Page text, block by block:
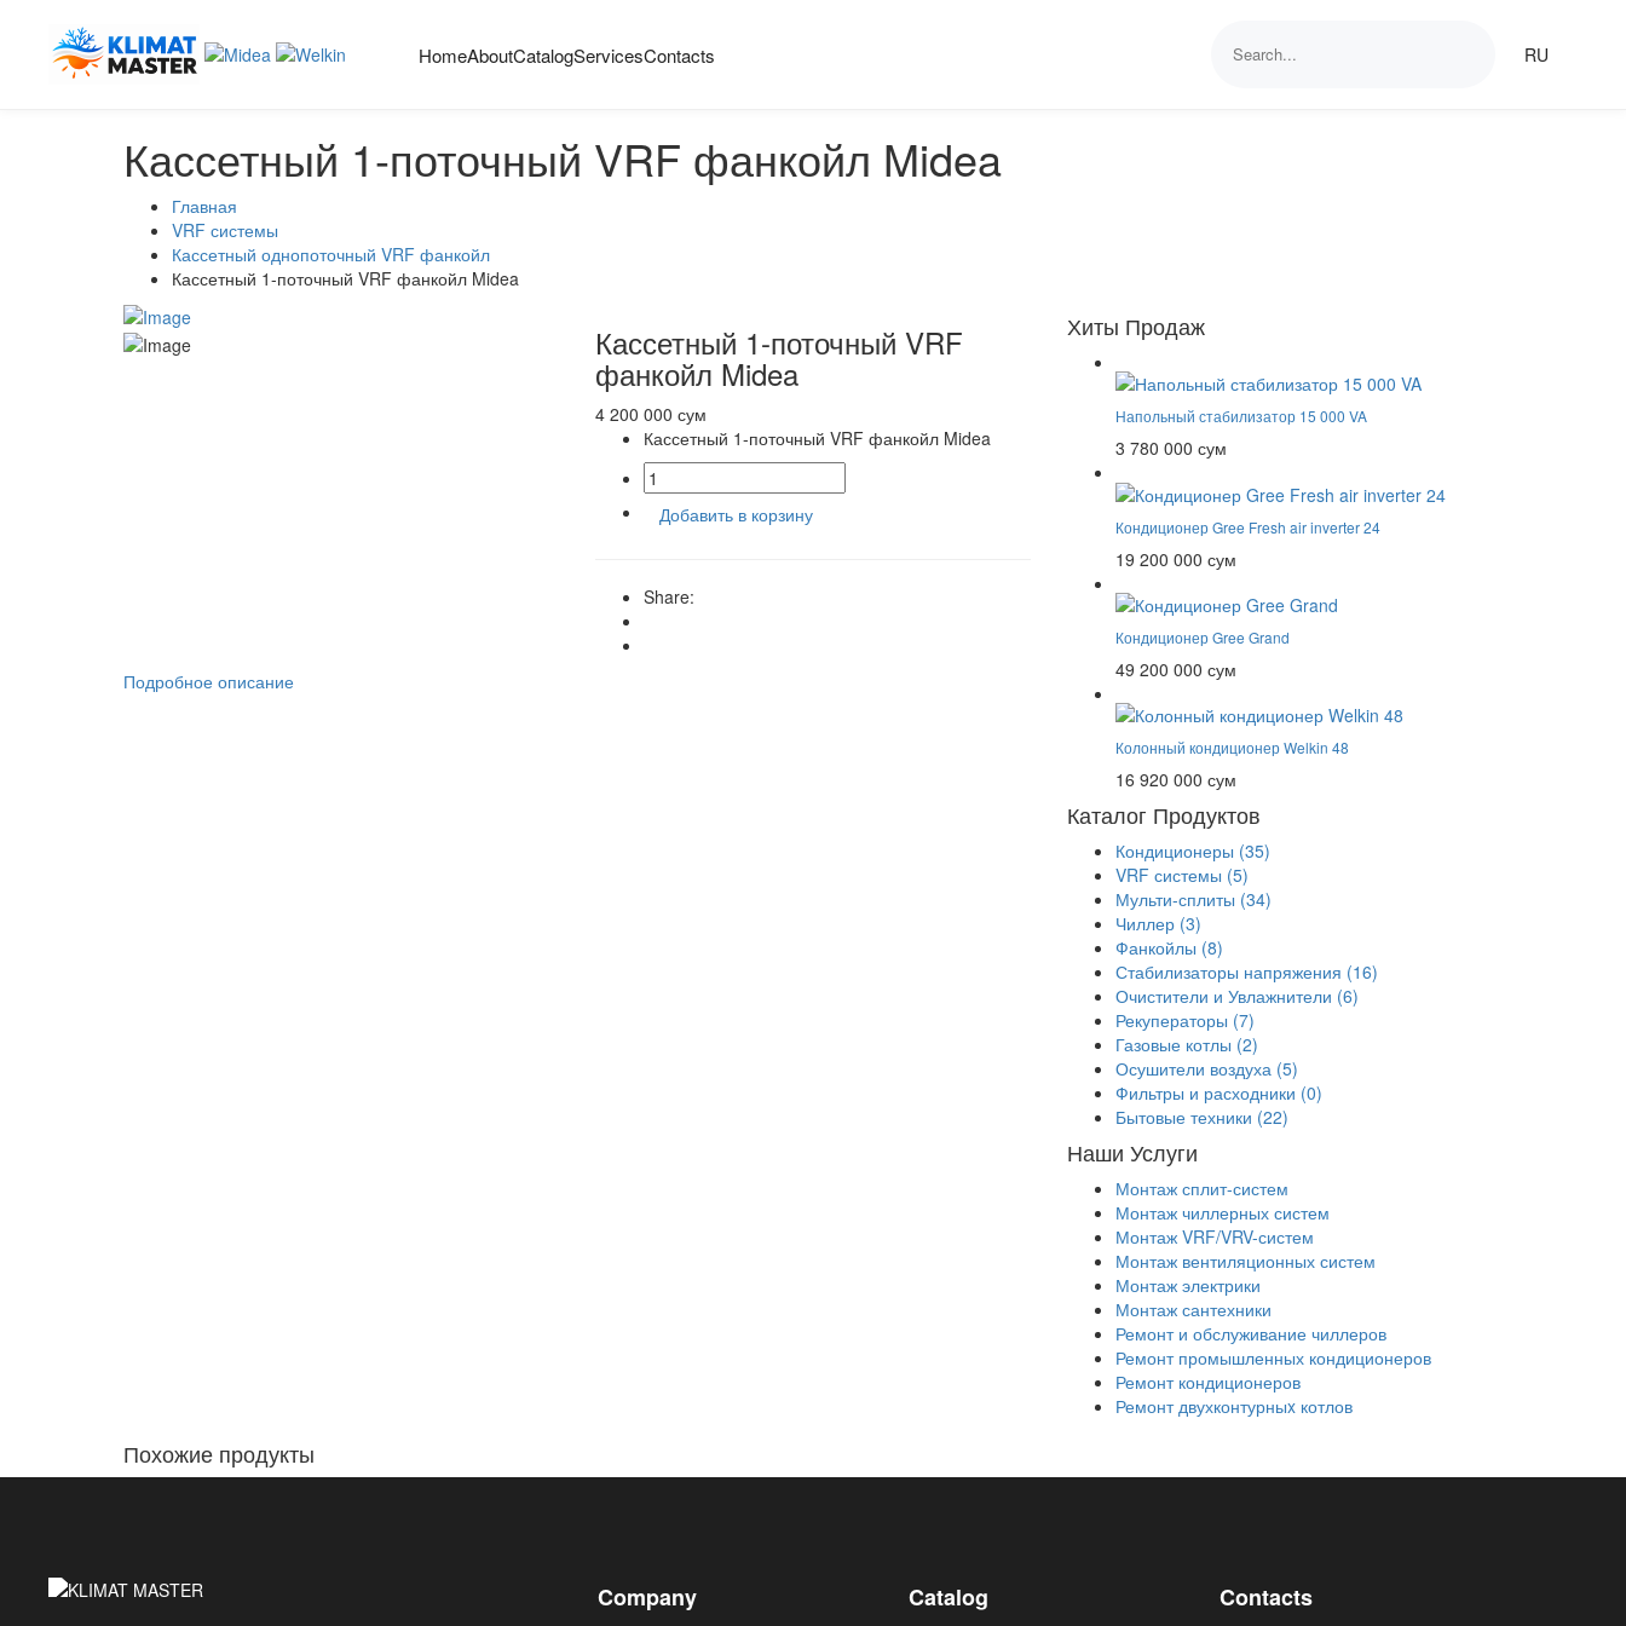
HomeAboutCatalogServicesContacts RU
Кассетный 1-поточный VRF фанкойл Midea
Главная
VRF системы
Кассетный однопоточный VRF фанкойл
Кассетный 1-поточный VRF фанкойл Midea
Кассетный 1-поточный VRF
фанкойл Midea
4 200 000 сум
Кассетный 1-поточный VRF фанкойл Midea
Добавить в корзину
Share:
Подробное описание
Хиты Продаж
Напольный стабилизатор 15 000 VA
3 780 000 сум
Кондиционер Gree Fresh air inverter 24
19 200 000 сум
Кондиционер Gree Grand
49 200 000 сум
Колонный кондиционер Welkin 48
16 920 000 сум
Каталог Продуктов
Кондиционеры (35)
VRF системы (5)
Мульти-сплиты (34)
Чиллер (3)
Фанкойлы (8)
Стабилизаторы напряжения (16)
Очистители и Увлажнители (6)
Рекуператоры (7)
Газовые котлы (2)
Осушители воздуха (5)
Фильтры и расходники (0)
Бытовые техники (22)
Наши Услуги
Монтаж сплит-систем
Монтаж чиллерных систем
Монтаж VRF/VRV-систем
Монтаж вентиляционных систем
Монтаж электрики
Монтаж сантехники
Ремонт и обслуживание чиллеров
Ремонт промышленных кондиционеров
Ремонт кондиционеров
Ремонт двухконтурныx котлов
Похожие продукты
Company Catalog Contacts